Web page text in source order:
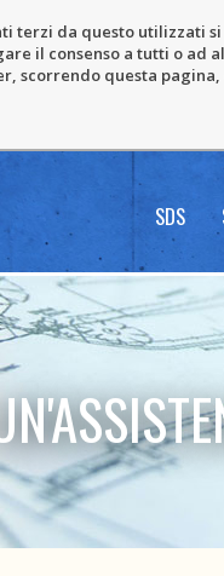
terzi da questo utilizzati
il consenso a tutti o ad
scorrendo questa
SDS